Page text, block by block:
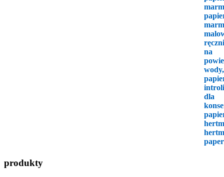
produkty